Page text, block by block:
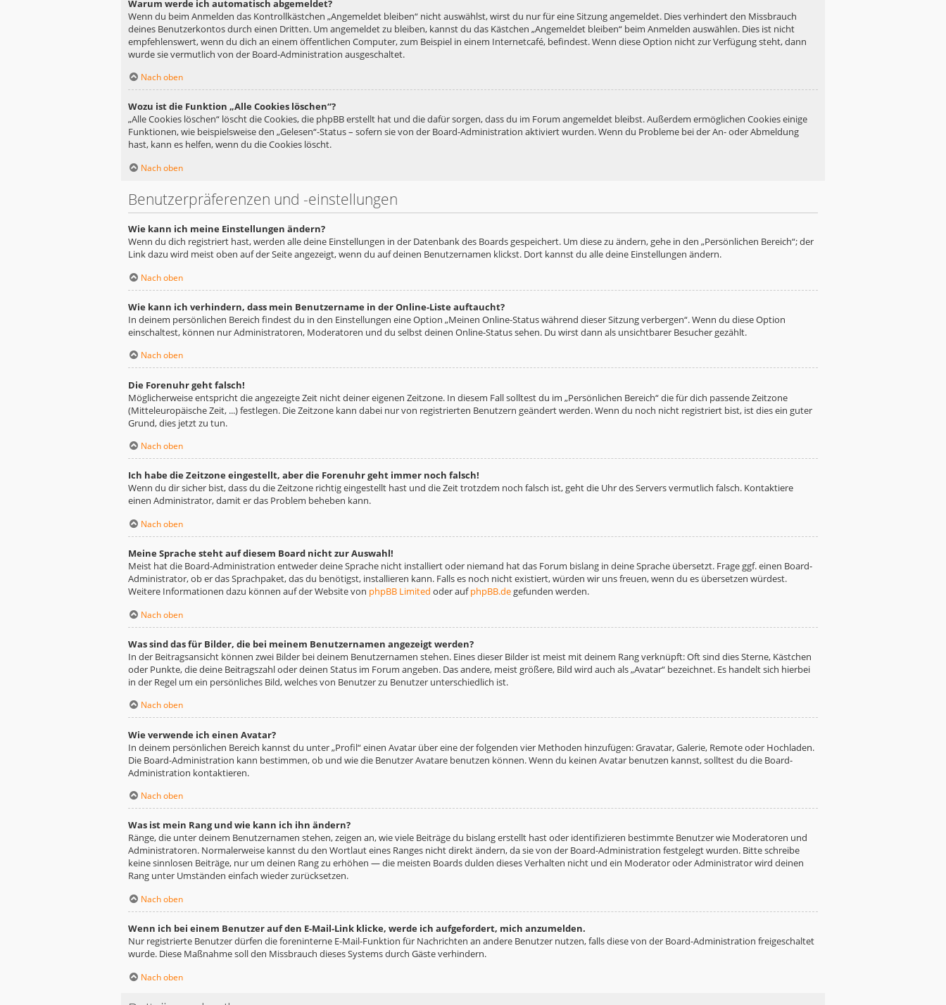
Warum werde ich automatisch abgemeldet?
Wenn du beim Anmelden das Kontrollkästchen „Angemeldet bleiben“ nicht auswählst, wirst du nur für eine Sitzung angemeldet. Dies verhindert den Missbrauch
deines Benutzerkontos durch einen Dritten. Um angemeldet zu bleiben, kannst du das Kästchen „Angemeldet bleiben“ beim Anmelden auswählen. Dies ist nicht
empfehlenswert, wenn du dich an einem öffentlichen Computer, zum Beispiel in einem Internetcafé, befindest. Wenn diese Option nicht zur Verfügung steht, dann
wurde sie vermutlich von der Board-Administration ausgeschaltet.
Nach oben
Wozu ist die Funktion „Alle Cookies löschen“?
„Alle Cookies löschen“ löscht die Cookies, die phpBB erstellt hat und die dafür sorgen, dass du im Forum angemeldet bleibst. Außerdem ermöglichen Cookies einige
Funktionen, wie beispielsweise den „Gelesen“-Status – sofern sie von der Board-Administration aktiviert wurden. Wenn du Probleme bei der An- oder Abmeldung
hast, kann es helfen, wenn du die Cookies löscht.
Nach oben
Benutzerpräferenzen und -einstellungen
Wie kann ich meine Einstellungen ändern?
Wenn du dich registriert hast, werden alle deine Einstellungen in der Datenbank des Boards gespeichert. Um diese zu ändern, gehe in den „Persönlichen Bereich“; der
Link dazu wird meist oben auf der Seite angezeigt, wenn du auf deinen Benutzernamen klickst. Dort kannst du alle deine Einstellungen ändern.
Nach oben
Wie kann ich verhindern, dass mein Benutzername in der Online-Liste auftaucht?
In deinem persönlichen Bereich findest du in den Einstellungen eine Option „Meinen Online-Status während dieser Sitzung verbergen“. Wenn du diese Option
einschaltest, können nur Administratoren, Moderatoren und du selbst deinen Online-Status sehen. Du wirst dann als unsichtbarer Besucher gezählt.
Nach oben
Die Forenuhr geht falsch!
Möglicherweise entspricht die angezeigte Zeit nicht deiner eigenen Zeitzone. In diesem Fall solltest du im „Persönlichen Bereich“ die für dich passende Zeitzone
(Mitteleuropäische Zeit, ...) festlegen. Die Zeitzone kann dabei nur von registrierten Benutzern geändert werden. Wenn du noch nicht registriert bist, ist dies ein guter
Grund, dies jetzt zu tun.
Nach oben
Ich habe die Zeitzone eingestellt, aber die Forenuhr geht immer noch falsch!
Wenn du dir sicher bist, dass du die Zeitzone richtig eingestellt hast und die Zeit trotzdem noch falsch ist, geht die Uhr des Servers vermutlich falsch. Kontaktiere
einen Administrator, damit er das Problem beheben kann.
Nach oben
Meine Sprache steht auf diesem Board nicht zur Auswahl!
Meist hat die Board-Administration entweder deine Sprache nicht installiert oder niemand hat das Forum bislang in deine Sprache übersetzt. Frage ggf. einen Board-
Administrator, ob er das Sprachpaket, das du benötigst, installieren kann. Falls es noch nicht existiert, würden wir uns freuen, wenn du es übersetzen würdest.
Weitere Informationen dazu können auf der Website von phpBB Limited oder aufphpBB.degefunden werden.
Nach oben
Was sind das für Bilder, die bei meinem Benutzernamen angezeigt werden?
In der Beitragsansicht können zwei Bilder bei deinem Benutzernamen stehen. Eines dieser Bilder ist meist mit deinem Rang verknüpft: Oft sind dies Sterne, Kästchen
oder Punkte, die deine Beitragszahl oder deinen Status im Forum angeben. Das andere, meist größere, Bild wird auch als „Avatar“ bezeichnet. Es handelt sich hierbei
in der Regel um ein persönliches Bild, welches von Benutzer zu Benutzer unterschiedlich ist.
Nach oben
Wie verwende ich einen Avatar?
In deinem persönlichen Bereich kannst du unter „Profil“ einen Avatar über eine der folgenden vier Methoden hinzufügen: Gravatar, Galerie, Remote oder Hochladen.
Die Board-Administration kann bestimmen, ob und wie die Benutzer Avatare benutzen können. Wenn du keinen Avatar benutzen kannst, solltest du die Board-
Administration kontaktieren.
Nach oben
Was ist mein Rang und wie kann ich ihn ändern?
Ränge, die unter deinem Benutzernamen stehen, zeigen an, wie viele Beiträge du bislang erstellt hast oder identifizieren bestimmte Benutzer wie Moderatoren und
Administratoren. Normalerweise kannst du den Wortlaut eines Ranges nicht direkt ändern, da sie von der Board-Administration festgelegt wurden. Bitte schreibe
keine sinnlosen Beiträge, nur um deinen Rang zu erhöhen — die meisten Boards dulden dieses Verhalten nicht und ein Moderator oder Administrator wird deinen
Rang unter Umständen einfach wieder zurücksetzen.
Nach oben
Wenn ich bei einem Benutzer auf den E-Mail-Link klicke, werde ich aufgefordert, mich anzumelden.
Nur registrierte Benutzer dürfen die foreninterne E-Mail-Funktion für Nachrichten an andere Benutzer nutzen, falls diese von der Board-Administration freigeschaltet
wurde. Diese Maßnahme soll den Missbrauch dieses Systems durch Gäste verhindern.
Nach oben